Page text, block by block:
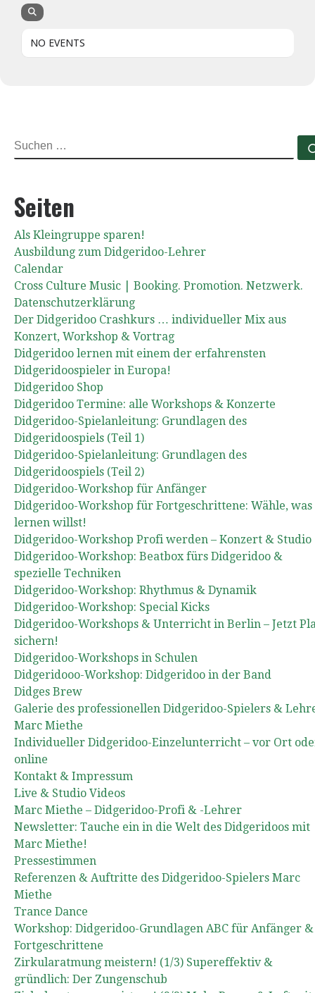
NO EVENTS
SUCHE
Seiten
Als Kleingruppe sparen!
Ausbildung zum Didgeridoo-Lehrer
Calendar
Cross Culture Music | Booking. Promotion. Netzwerk.
Datenschutzerklärung
Der Didgeridoo Crashkurs … individueller Mix aus
Konzert, Workshop & Vortrag
Didgeridoo lernen mit einem der erfahrensten
Didgeridoospieler in Europa!
Didgeridoo Shop
Didgeridoo Termine: alle Workshops & Konzerte
Didgeridoo-Spielanleitung: Grundlagen des
Didgeridoospiels (Teil 1)
Didgeridoo-Spielanleitung: Grundlagen des
Didgeridoospiels (Teil 2)
Didgeridoo-Workshop für Anfänger
Didgeridoo-Workshop für Fortgeschrittene: Wähle, was
lernen willst!
Didgeridoo-Workshop Profi werden – Konzert & Studio
Didgeridoo-Workshop: Beatbox fürs Didgeridoo &
spezielle Techniken
Didgeridoo-Workshop: Rhythmus & Dynamik
Didgeridoo-Workshop: Special Kicks
Didgeridoo-Workshops & Unterricht in Berlin – Jetzt
sichern!
Didgeridoo-Workshops in Schulen
Didgeridooo-Workshop: Didgeridoo in der Band
Didges Brew
Galerie des professionellen Didgeridoo-Spielers &
Marc Miethe
Individueller Didgeridoo-Einzelunterricht – vor Ort
online
Kontakt & Impressum
Live & Studio Videos
Marc Miethe – Didgeridoo-Profi & -Lehrer
Newsletter: Tauche ein in die Welt des Didgeridoos mit
Marc Miethe!
Pressestimmen
Referenzen & Auftritte des Didgeridoo-Spielers Marc
Miethe
Trance Dance
Workshop: Didgeridoo-Grundlagen ABC für Anfänger &
Fortgeschrittene
Zirkularatmung meistern! (1/3) Supereffektiv &
gründlich: Der Zungenschub